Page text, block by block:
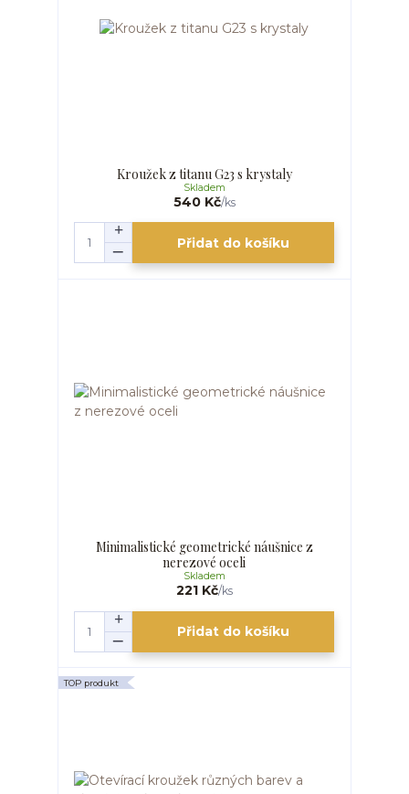
Kroužek z titanu G23 s krystaly
540 Kč/ks
Skladem
Přidat do košíku
Minimalistické geometrické náušnice z
nerezové oceli
221 Kč/ks
Skladem
Přidat do košíku
TOP produkt